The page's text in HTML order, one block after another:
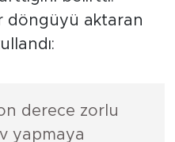
döngüyü aktaran
derece zorlu
yapmaya